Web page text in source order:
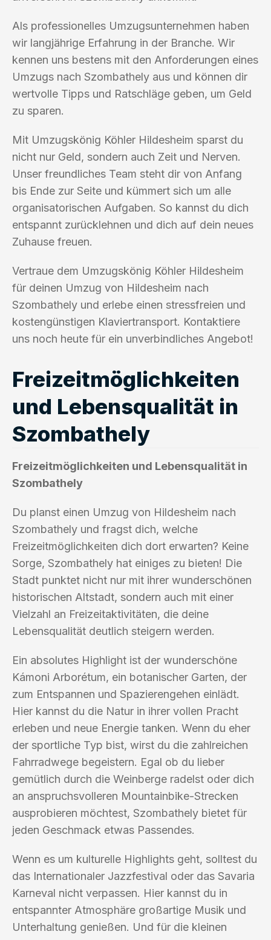
Als professionelles Umzugsunternehmen haben
wir langjährige Erfahrung in der Branche. Wir
kennen uns bestens mit den Anforderungen eines
Umzugs nach Szombathely aus und können dir
wertvolle Tipps und Ratschläge geben, um Geld
zu sparen.
Mit Umzugskönig Köhler Hildesheim sparst du
nicht nur Geld, sondern auch Zeit und Nerven.
Unser freundliches Team steht dir von Anfang
bis Ende zur Seite und kümmert sich um alle
organisatorischen Aufgaben. So kannst du dich
entspannt zurücklehnen und dich auf dein neues
Zuhause freuen.
Vertraue dem Umzugskönig Köhler Hildesheim
für deinen Umzug von Hildesheim nach
Szombathely und erlebe einen stressfreien und
kostengünstigen Klaviertransport. Kontaktiere
uns noch heute für ein unverbindliches Angebot!
Freizeitmöglichkeiten
und Lebensqualität in
Szombathely
Freizeitmöglichkeiten und Lebensqualität in
Szombathely
Du planst einen Umzug von Hildesheim nach
Szombathely und fragst dich, welche
Freizeitmöglichkeiten dich dort erwarten? Keine
Sorge, Szombathely hat einiges zu bieten! Die
Stadt punktet nicht nur mit ihrer wunderschönen
historischen Altstadt, sondern auch mit einer
Vielzahl an Freizeitaktivitäten, die deine
Lebensqualität deutlich steigern werden.
Ein absolutes Highlight ist der wunderschöne
Kámoni Arborétum, ein botanischer Garten, der
zum Entspannen und Spazierengehen einlädt.
Hier kannst du die Natur in ihrer vollen Pracht
erleben und neue Energie tanken. Wenn du eher
der sportliche Typ bist, wirst du die zahlreichen
Fahrradwege begeistern. Egal ob du lieber
gemütlich durch die Weinberge radelst oder dich
an anspruchsvolleren Mountainbike-Strecken
ausprobieren möchtest, Szombathely bietet für
jeden Geschmack etwas Passendes.
Wenn es um kulturelle Highlights geht, solltest du
das Internationaler Jazzfestival oder das Savaria
Karneval nicht verpassen. Hier kannst du in
entspannter Atmosphäre großartige Musik und
Unterhaltung genießen. Und für die kleinen